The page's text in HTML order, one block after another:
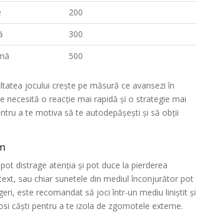
200
300
500
jocului crește pe măsură ce avansezi în
necesită o reacție mai rapidă și o strategie mai
a te motiva să te autodepășești și să obții
distrage atenția și pot duce la pierderea
sau chiar sunetele din mediul înconjurător pot
este recomandat să joci într-un mediu liniștit și
căști pentru a te izola de zgomotele externe.